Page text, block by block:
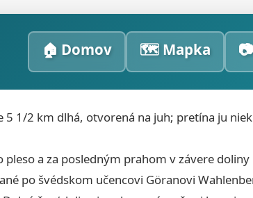
🏠 Domov 🗺️ Mapka
5 1/2 km dlhá, otvorená na juh; pretína ju
a za posledným prahom v závere
po švédskom učencovi Göranovi